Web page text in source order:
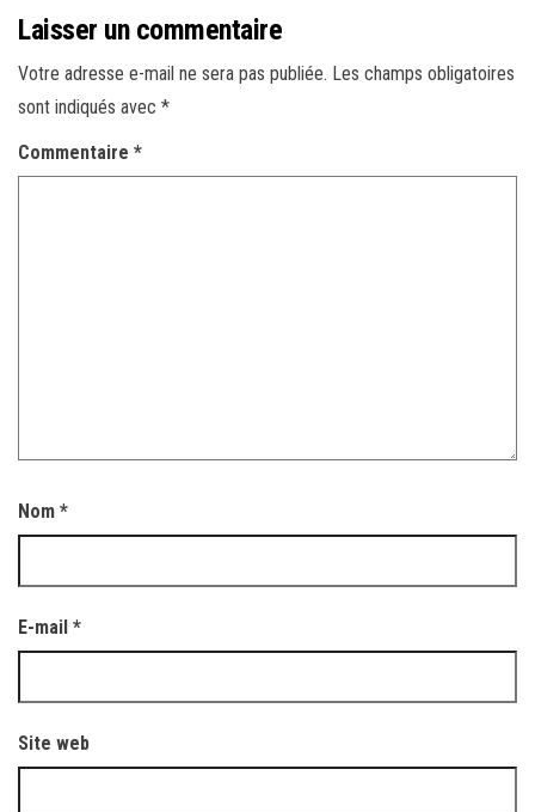
Laisser un commentaire
Votre adresse e-mail ne sera pas publiée. Les champs obligatoires
sont indiqués avec *
Commentaire *
Nom *
E-mail *
Site web